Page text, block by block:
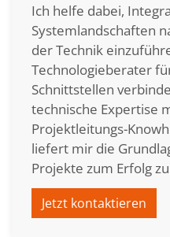
Ich helfe dabei,
Systemlandschaften
der Technik
Technologieberater
Schnittstellen
technische Expertise
Projektleitungs-
liefert mir die
Projekte zum Erfolg
Jetzt kontaktieren